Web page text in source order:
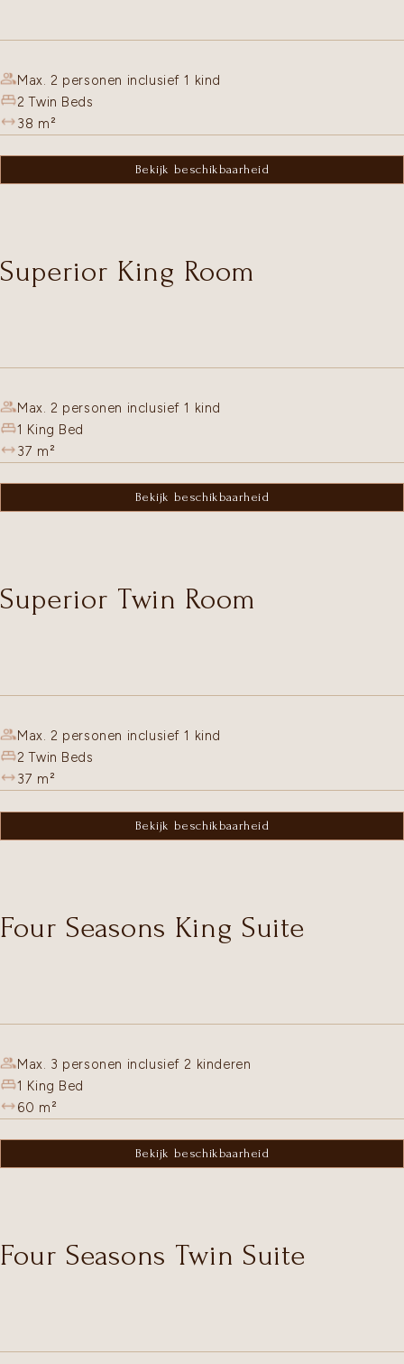
Max. 2 personen inclusief 1 kind
2 Twin Beds
38 m²
Bekijk beschikbaarheid
Superior King Room
Max. 2 personen inclusief 1 kind
1 King Bed
37 m²
Bekijk beschikbaarheid
Superior Twin Room
Max. 2 personen inclusief 1 kind
2 Twin Beds
37 m²
Bekijk beschikbaarheid
Four Seasons King Suite
Max. 3 personen inclusief 2 kinderen
1 King Bed
60 m²
Bekijk beschikbaarheid
Four Seasons Twin Suite